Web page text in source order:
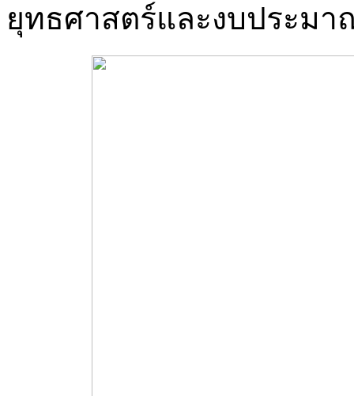
ยุทธศาสตร์และงบประมา